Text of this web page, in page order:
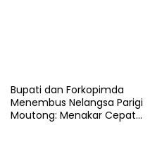
​Bupati dan Forkopimda
Menembus Nelangsa Parigi
Moutong: Menakar Cepat